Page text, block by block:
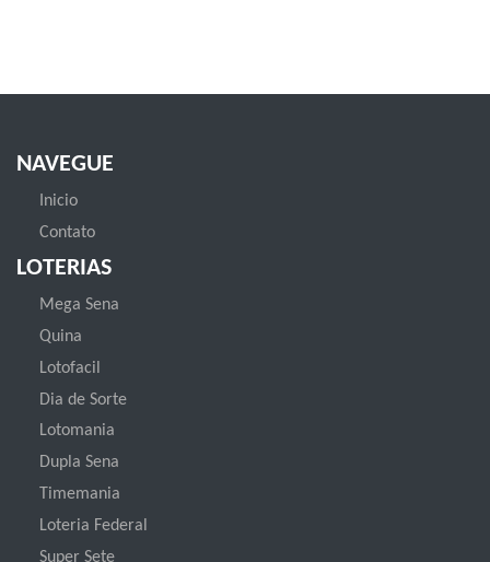
NAVEGUE
Inicio
Contato
LOTERIAS
Mega Sena
Quina
Lotofacil
Dia de Sorte
Lotomania
Dupla Sena
Timemania
Loteria Federal
Super Sete